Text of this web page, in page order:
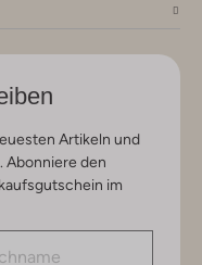
Artikeln und
Abonniere den
im